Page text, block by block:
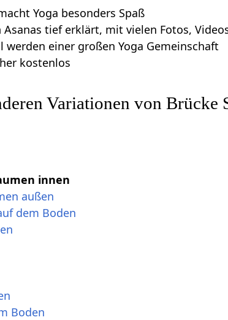
Yoga besonders Spaß
tief erklärt, mit vielen Fotos,
werden einer großen Yoga Gemeinschaft
kostenlos
Variationen von Brücke
innen
außen
dem Boden
Boden